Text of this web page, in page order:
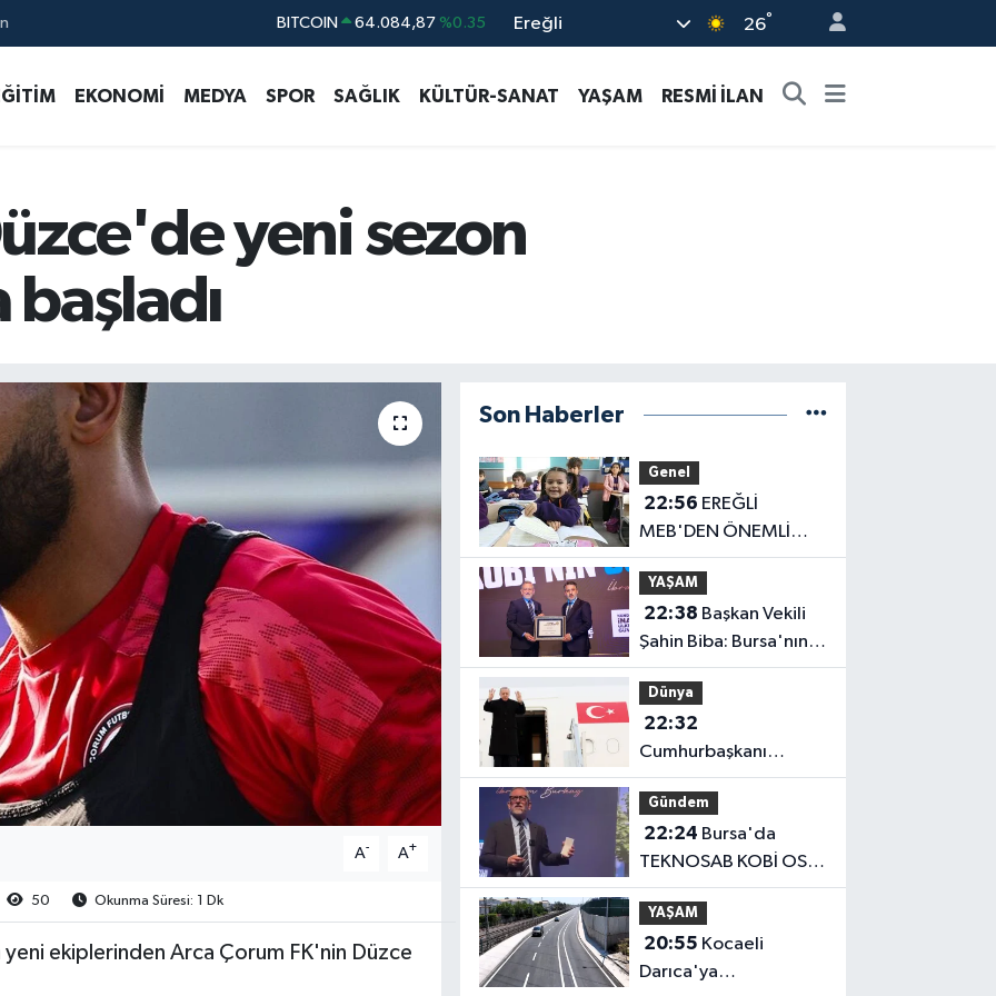
DOLAR 47,5785 %0.1
EURO 54,9297 %0.14
BİST100
Ereğli 26°
EKONOMİ MEDYA SPOR SAĞLIK KÜLTÜR-SANAT YAŞAM RESMİ İLAN
yeni sezon
başladı
A- A+
50 Okunma Süresi: 1 Dk
ekiplerinden Arca Çorum FK'nin Düzce
Son Haberler
Genel
22:56
MEB'DEN ÖNEMLİ
AÇIKLAMA
YAŞAM
22:38
Şahin Biba: Bursa'nın
geleceğini bütüncül
anlayışla planlıyoruz
Dünya
22:32
Cumhurbaşkanı
Erdoğan, Suudi
Arabistan yolcusu
Gündem
22:24
TEKNOSAB KOBİ OSB
tanıtıldı... Bursa'nın
kalkınma
yolculuğunda yeni
dönem
YAŞAM
20:55
Darıca'ya